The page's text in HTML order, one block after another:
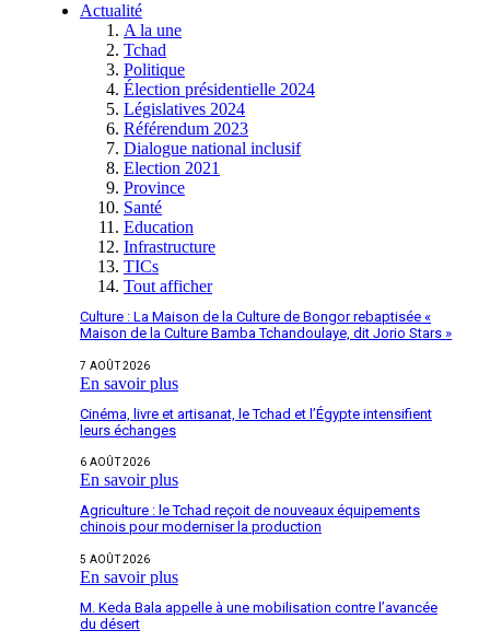
Actualité
A la une
Tchad
Politique
Élection présidentielle 2024
Législatives 2024
Référendum 2023
Dialogue national inclusif
Election 2021
Province
Santé
Education
Infrastructure
TICs
Tout afficher
Culture : La Maison de la Culture de Bongor rebaptisée «
Maison de la Culture Bamba Tchandoulaye, dit Jorio Stars »
7 AOÛT 2026
En savoir plus
Cinéma, livre et artisanat, le Tchad et l’Égypte intensifient
leurs échanges
6 AOÛT 2026
En savoir plus
Agriculture : le Tchad reçoit de nouveaux équipements
chinois pour moderniser la production
5 AOÛT 2026
En savoir plus
M. Keda Bala appelle à une mobilisation contre l’avancée
du désert